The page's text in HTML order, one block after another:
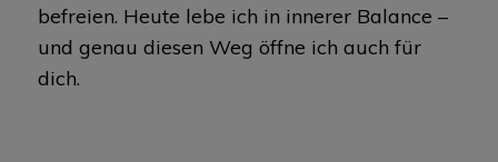
befreien. Heute lebe ich in innerer Balance –
und genau diesen Weg öffne ich auch für
dich.